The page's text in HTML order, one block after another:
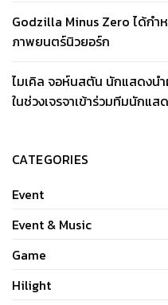
Godzilla Minus Zero ได้ก
ภาพยนตร์นิวยอร์ก
ไมเคิล จอห์นสตัน นักแสดงน
ในช่วงเจรจาเข้าร่วมทีมนักแ
CATEGORIES
Event
Event & Music
Game
Hilight